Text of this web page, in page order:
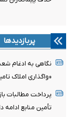
پربازدیدها
نگاهی به ادغام
«واگذاری املاک
پرداخت مطالبات
تأمین منابع ادامه